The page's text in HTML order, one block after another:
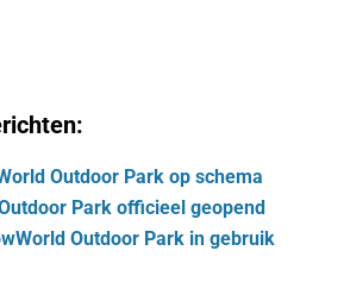
Outdoor Park op schema
Park officieel geopend
Outdoor Park in gebruik